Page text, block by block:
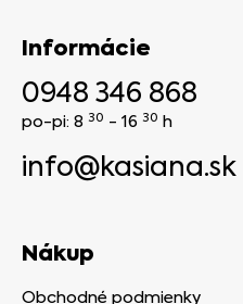
Informácie
0948 346 868
po-pi: 8 30 - 16 30 h
info@kasiana.sk
Nákup
Obchodné podmienky